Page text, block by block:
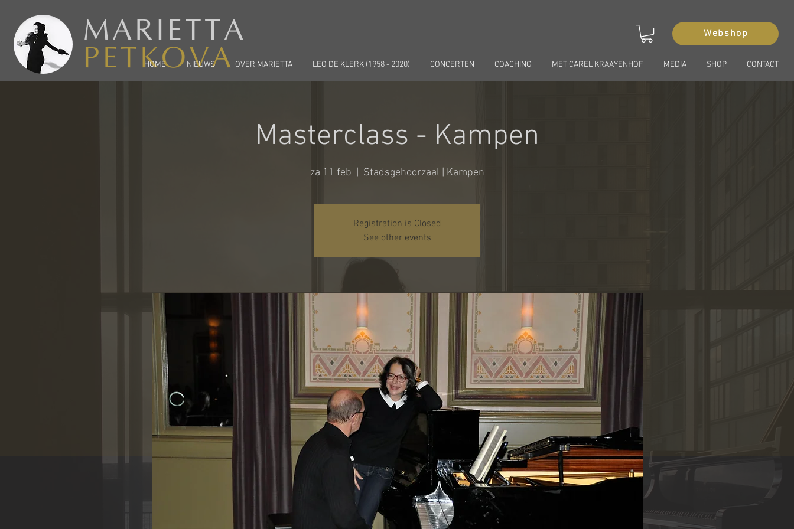
MARIETTA
PETKOVA
Webshop
HOME NIEUWS OVER MARIETTA LEO DE KLERK (1958 - 2020) CONCERTEN COACHING MET CAREL KRAAYENHOF MEDIA SHOP CONTACT
Masterclass - Kampen
za 11 feb
  |
Stadsgehoorzaal | Kampen
Registration is Closed
See other events